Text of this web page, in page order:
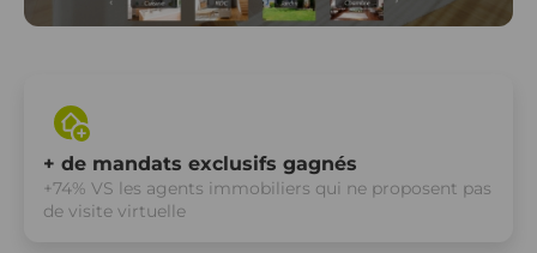
+ de mandats exclusifs gagnés
+74% VS les agents immobiliers qui ne proposent pas
de visite virtuelle